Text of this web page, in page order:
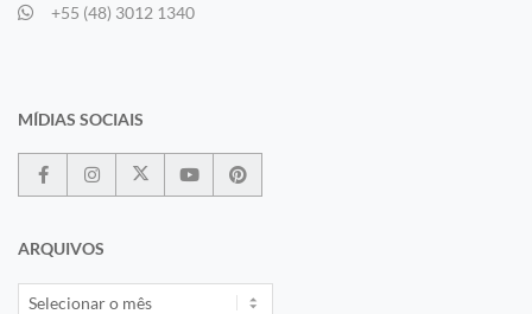
+55 (48) 3012 1340
MÍDIAS SOCIAIS
ARQUIVOS